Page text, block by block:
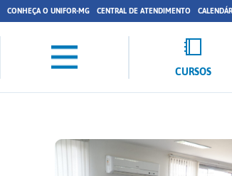
CONHEÇA O UNIFOR-MG CENTRAL DE ATENDIMENTO
CURSOS